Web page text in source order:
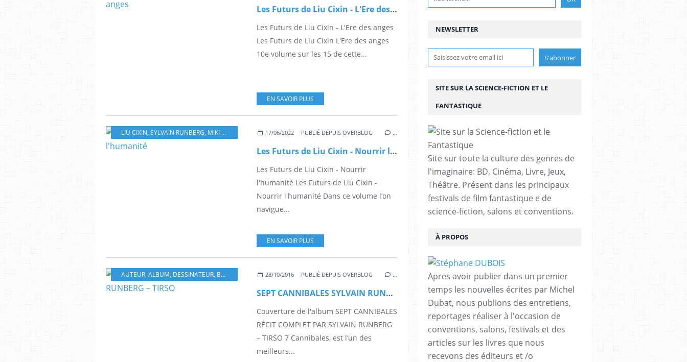
Les Futurs de Liu Cixin - L'Ere des anges
Les Futurs de Liu Cixin - L'Ere des anges
Les Futurs de Liu Cixin L'Ere des anges
10e volume sur les 15 de cette...
EN SAVOIR PLUS
LIU CIXIN, SYLVAIN RUNBERG, MIKI MONTLLÒ MIQUEL MONTILLO,ALBUM BD,BD,BANDE DESSINÉ COMICS,ALBUM,AUTEUR,DELCOURT,EDITIONS DELCOURT
17/06/2022 PUBLIÉ DEPUIS OVERBLOG …
Les Futurs de Liu Cixin - Nourrir l'humanité
Les Futurs de Liu Cixin - Nourrir
l'humanité Les Futurs de Liu Cixin -
Nourrir l'humanité Dans ce volume l’on
navigue...
EN SAVOIR PLUS
AUTEUR, ALBUM, DESSINATEUR, BD BANDE DESSINÉ,HORREUR,DELCOURT,SYLVAIN RUNBERG
28/10/2016 PUBLIÉ DEPUIS OVERBLOG …
SEPT CANNIBALES SYLVAIN RUNBERG – TIRSO
Couverture de l'album SEPT CANNIBALES
RÉCIT COMPLET PAR SYLVAIN RUNBERG
– TIRSO 7 Cannibales, est l’un des
meilleurs...
NEWSLETTER
SITE SUR LA SCIENCE-FICTION ET LE
FANTASTIQUE
Site sur toute la culture des genres de
l'imaginaire: BD, Cinéma, Livre, Jeux,
Théâtre. Présent dans les principaux
festivals de film fantastique e de
science-fiction, salons et conventions.
À PROPOS
Apres avoir publier dans un premier
temps les nouvelles écrites par Michel
Dubat, nous publions des entretiens,
reportages réaliser à l'occasion de
conventions, salons, festivals et des
articles sur les livres que nous
recevons des éditeurs et /o